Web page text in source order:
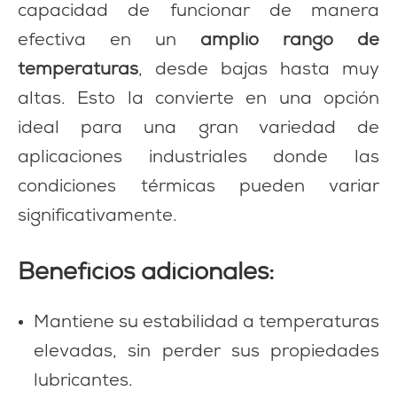
capacidad de funcionar de manera
efectiva en un amplio rango de
temperaturas, desde bajas hasta muy
altas. Esto la convierte en una opción
ideal para una gran variedad de
aplicaciones industriales donde las
condiciones térmicas pueden variar
significativamente.
Beneficios adicionales:
Mantiene su estabilidad a temperaturas
elevadas, sin perder sus propiedades
lubricantes.